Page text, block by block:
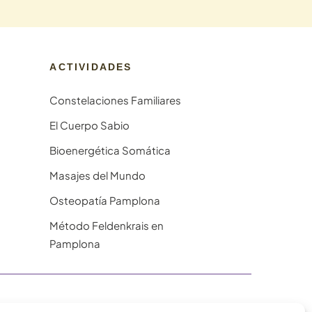
ACTIVIDADES
Constelaciones Familiares
El Cuerpo Sabio
Bioenergética Somática
Masajes del Mundo
Osteopatía Pamplona
Método Feldenkrais en
Pamplona